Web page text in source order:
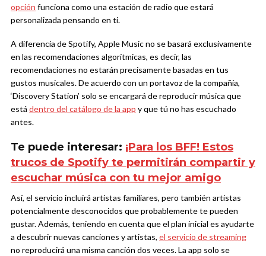
opción funciona como una estación de radio que estará
personalizada pensando en ti.
A diferencia de Spotify, Apple Music no se basará exclusivamente
en las recomendaciones algorítmicas, es decir, las
recomendaciones no estarán precisamente basadas en tus
gustos musicales. De acuerdo con un portavoz de la compañía,
‘Discovery Station’ solo se encargará de reproducir música que
está dentro del catálogo de la app y que tú no has escuchado
antes.
Te puede interesar: ¡Para los BFF! Estos
trucos de Spotify te permitirán compartir y
escuchar música con tu mejor amigo
Así, el servicio incluirá artistas familiares, pero también artistas
potencialmente desconocidos que probablemente te pueden
gustar. Además, teniendo en cuenta que el plan inicial es ayudarte
a descubrir nuevas canciones y artistas, el servicio de streaming
no reproducirá una misma canción dos veces. La app solo se